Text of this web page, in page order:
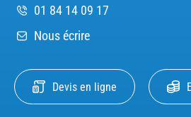
01 84 14 09 17
Nous écrire
Devis en ligne